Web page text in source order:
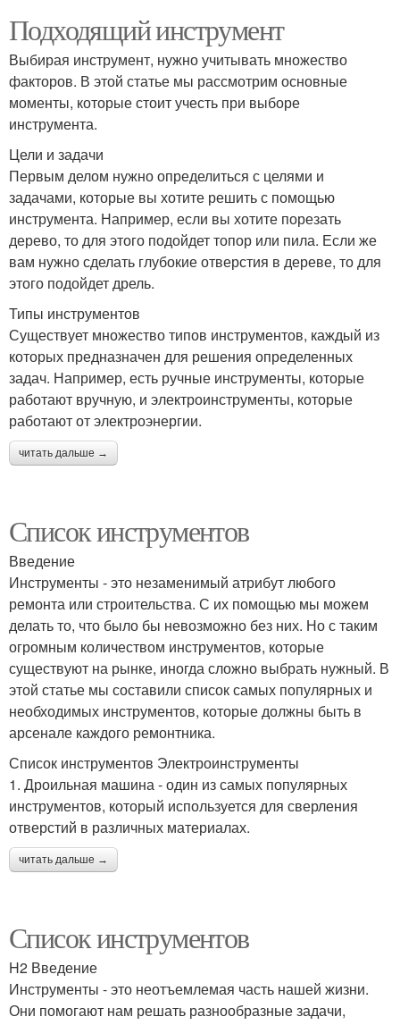
Подходящий инструмент
Выбирая инструмент, нужно учитывать множество
факторов. В этой статье мы рассмотрим основные
моменты, которые стоит учесть при выборе
инструмента.
Цели и задачи
Первым делом нужно определиться с целями и
задачами, которые вы хотите решить с помощью
инструмента. Например, если вы хотите порезать
дерево, то для этого подойдет топор или пила. Если же
вам нужно сделать глубокие отверстия в дереве, то для
этого подойдет дрель.
Типы инструментов
Существует множество типов инструментов, каждый из
которых предназначен для решения определенных
задач. Например, есть ручные инструменты, которые
работают вручную, и электроинструменты, которые
работают от электроэнергии.
читать дальше →
Список инструментов
Введение
Инструменты - это незаменимый атрибут любого
ремонта или строительства. С их помощью мы можем
делать то, что было бы невозможно без них. Но с таким
огромным количеством инструментов, которые
существуют на рынке, иногда сложно выбрать нужный. В
этой статье мы составили список самых популярных и
необходимых инструментов, которые должны быть в
арсенале каждого ремонтника.
Список инструментов Электроинструменты
1. Дроильная машина - один из самых популярных
инструментов, который используется для сверления
отверстий в различных материалах.
читать дальше →
Список инструментов
H2 Введение
Инструменты - это неотъемлемая часть нашей жизни.
Они помогают нам решать разнообразные задачи,